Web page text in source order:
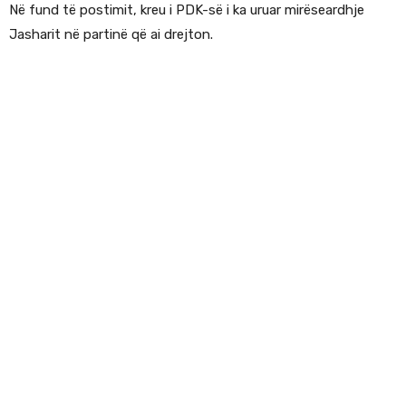
Në fund të postimit, kreu i PDK-së i ka uruar mirëseardhje
Jasharit në partinë që ai drejton.